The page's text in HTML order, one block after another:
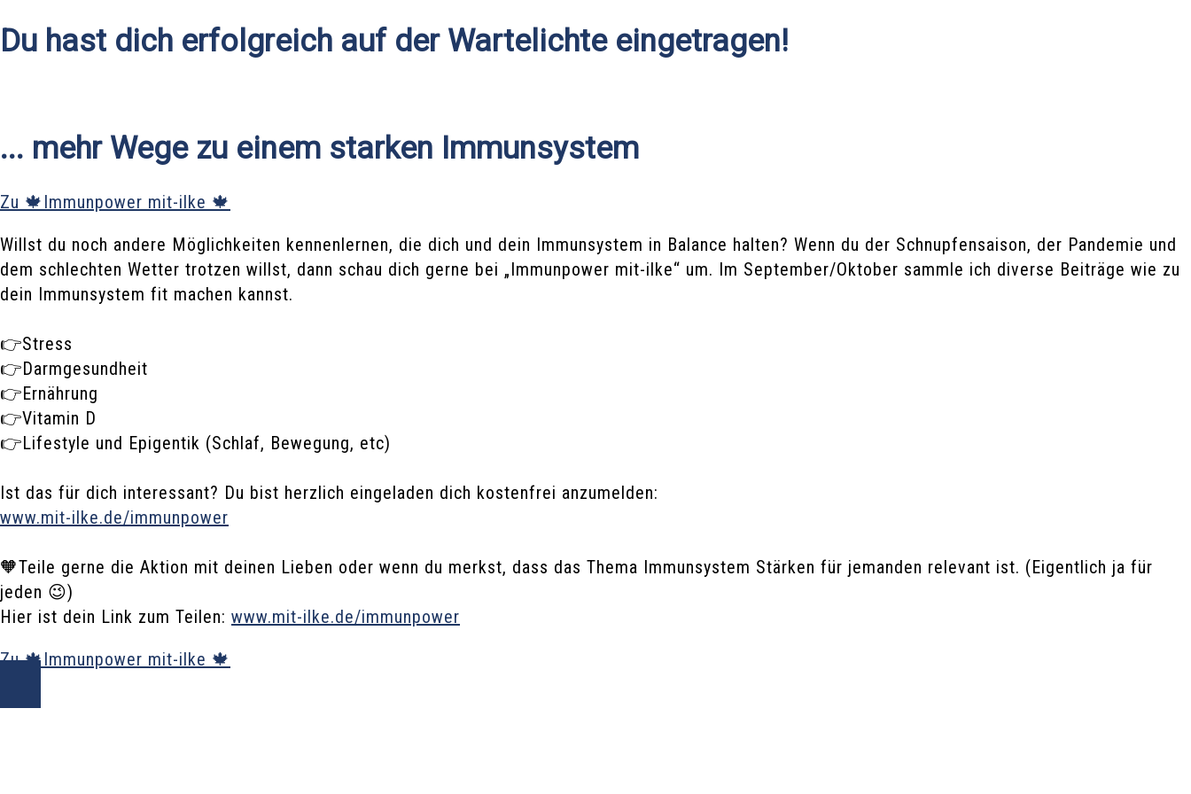
Du hast dich erfolgreich auf der Wartelichte eingetragen!
... mehr Wege zu einem starken Immunsystem
Zu 🍁Immunpower mit-ilke 🍁
Willst du noch andere Möglichkeiten kennenlernen, die dich und dein Immunsystem in Balance halten? Wenn du der Schnupfensaison, der Pandemie und
dem schlechten Wetter trotzen willst, dann schau dich gerne bei „Immunpower mit-ilke“ um. Im September/Oktober sammle ich diverse Beiträge wie zu
dein Immunsystem fit machen kannst.
👉Stress
👉Darmgesundheit
👉Ernährung
👉Vitamin D
👉Lifestyle und Epigentik (Schlaf, Bewegung, etc)
Ist das für dich interessant? Du bist herzlich eingeladen dich kostenfrei anzumelden:
www.mit-ilke.de/immunpower
🧡Teile gerne die Aktion mit deinen Lieben oder wenn du merkst, dass das Thema Immunsystem Stärken für jemanden relevant ist. (Eigentlich ja für
jeden 😉)
Hier ist dein Link zum Teilen: www.mit-ilke.de/immunpower
Zu 🍁Immunpower mit-ilke 🍁